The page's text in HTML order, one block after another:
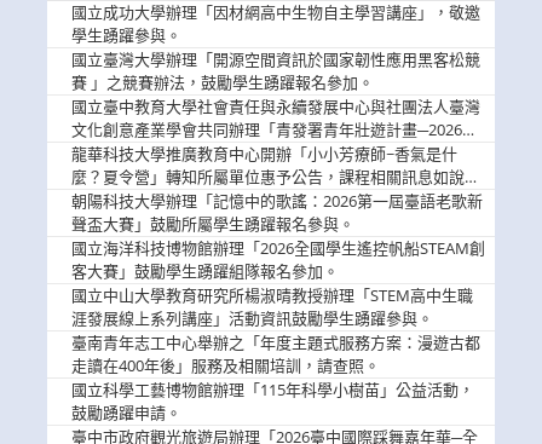
國立成功大學辦理「因材網高中生物自主學習講座」，敬邀
學生踴躍參與。
國立臺灣大學辦理「開源空間資訊於國家韌性應用黑客松競
賽 」之競賽辦法，鼓勵學生踴躍報名參加。
國立臺中教育大學社會責任與永續發展中心與社團法人臺灣
文化創意產業學會共同辦理「青發署青年壯遊計畫─2026臺
中舊城都市建築文化體驗」活動，敬邀學生踴躍報名參加，
公告周知。
龍華科技大學推廣教育中心開辦「小小芳療師~香氣是什
麼？夏令營」轉知所屬單位惠予公告，課程相關訊息如說
明。
朝陽科技大學辦理「記憶中的歌謠：2026第一屆臺語老歌新
聲盃大賽」鼓勵所屬學生踴躍報名參與。
國立海洋科技博物館辦理「2026全國學生遙控帆船STEAM創
客大賽」鼓勵學生踴躍組隊報名參加。
國立中山大學教育研究所楊淑晴教授辦理「STEM高中生職
涯發展線上系列講座」活動資訊鼓勵學生踴躍參與。
臺南青年志工中心舉辦之「年度主題式服務方案：漫遊古都
走讀在400年後」服務及相關培訓，請查照。
國立科學工藝博物館辦理「115年科學小樹苗」公益活動，
鼓勵踴躍申請。
臺中市政府觀光旅遊局辦理「2026臺中國際踩舞嘉年華─全